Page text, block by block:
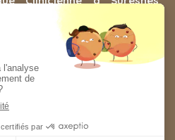
dans le but de vous
des déséquilibres qui
votre vie : divorce, mal-être,
isolement, sentiment de
épuisement...
Cloud, Rueil-Malmaison,
Paris 16, Courbevoie, La